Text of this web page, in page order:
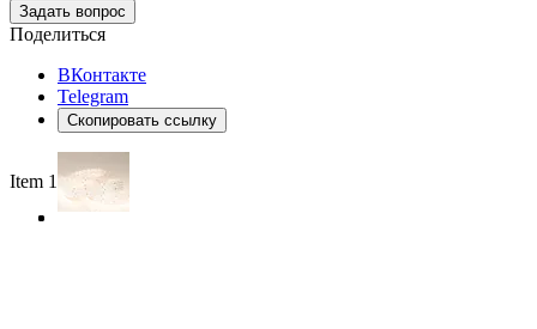
Задать вопрос
Поделиться
ВКонтакте
Telegram
Скопировать ссылку
Item 1 of 3